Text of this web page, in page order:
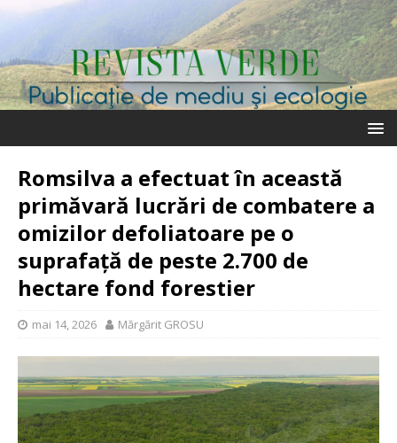
Romsilva a efectuat în această
primăvară lucrări de combatere a
omizilor defoliatoare pe o
suprafață de peste 2.700 de
hectare fond forestier
mai 14, 2026 Mărgărit GROSU